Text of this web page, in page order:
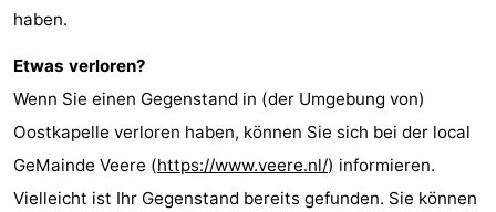
haben.
Etwas verloren?
Wenn Sie einen Gegenstand in (der Umgebung von)
Oostkapelle verloren haben, können Sie sich bei der local
GeMainde Veere (https://www.veere.nl/) informieren.
Vielleicht ist Ihr Gegenstand bereits gefunden. Sie können